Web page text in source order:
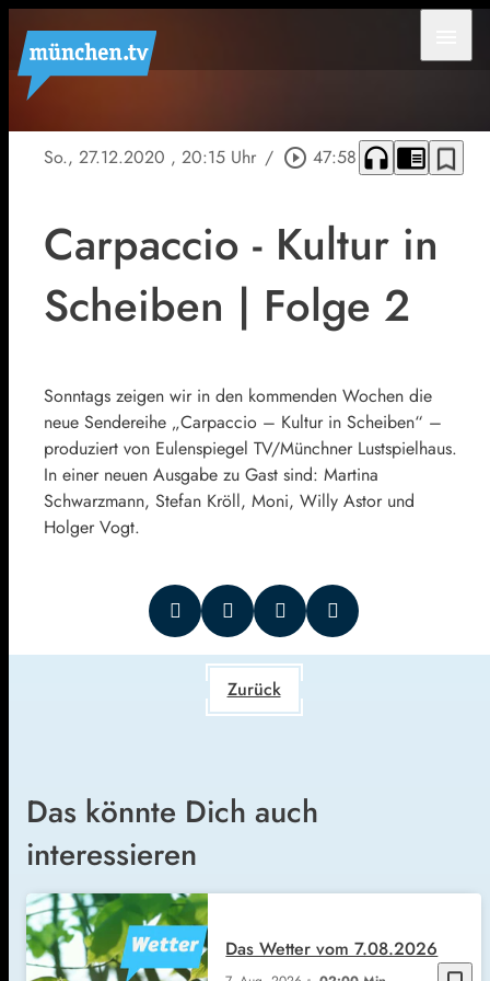
So., 27.12.2020 , 20:15 Uhr / play_circle_outline 47:58 headphones chrome_reader_mode bookmark_border
Carpaccio - Kultur in
Scheiben | Folge 2
Sonntags zeigen wir in den kommenden Wochen die
neue Sendereihe „Carpaccio – Kultur in Scheiben“ –
produziert von Eulenspiegel TV/Münchner Lustspielhaus.
In einer neuen Ausgabe zu Gast sind: Martina
Schwarzmann, Stefan Kröll, Moni, Willy Astor und
Holger Vogt.
Zurück
Das könnte Dich auch
interessieren
Das Wetter vom 7.08.2026